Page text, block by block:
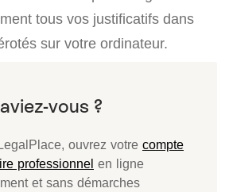
tous vos justificatifs dans
sur votre ordinateur.
ouvrez votre compte
professionnel en ligne
et sans démarches